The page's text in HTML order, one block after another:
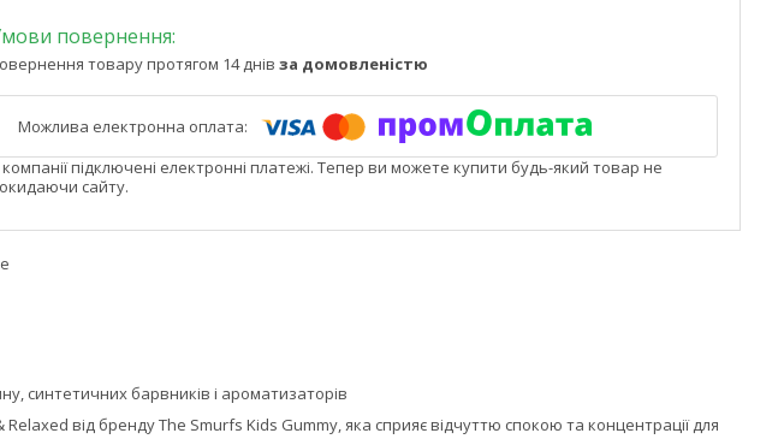
товару протягом 14 днів за домовленістю
підключені електронні платежі. Тепер ви можете купити будь-який товар не
сайту.
синтетичних барвників і ароматизаторів
від бренду The Smurfs Kids Gummy, яка сприяє відчуттю спокою та концентрації для